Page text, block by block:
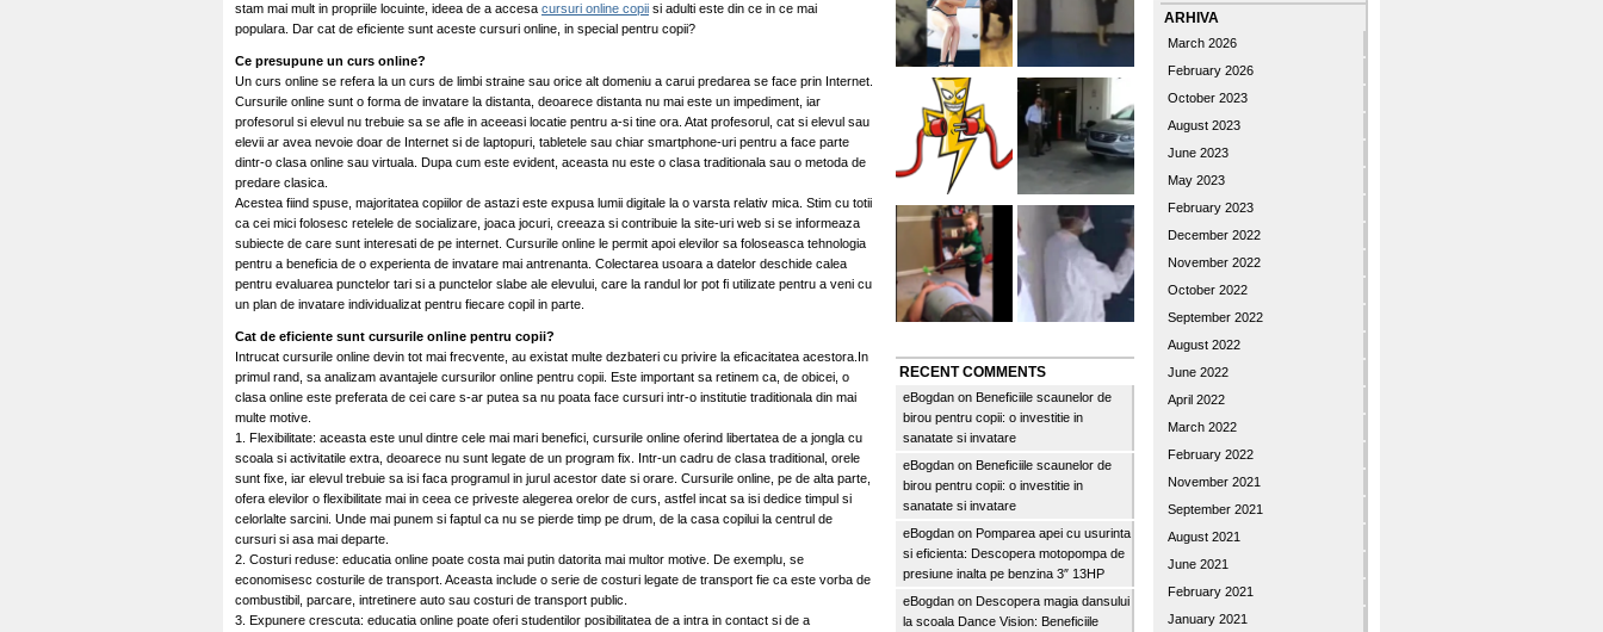
stam mai mult in propriile locuinte, ideea de a accesa cursuri online copii si adulti este din ce in ce mai
populara. Dar cat de eficiente sunt aceste cursuri online, in special pentru copii?
Ce presupune un curs online?
Un curs online se refera la un curs de limbi straine sau orice alt domeniu a carui predarea se face prin Internet.
Cursurile online sunt o forma de invatare la distanta, deoarece distanta nu mai este un impediment, iar
profesorul si elevul nu trebuie sa se afle in aceeasi locatie pentru a-si tine ora. Atat profesorul, cat si elevul sau
elevii ar avea nevoie doar de Internet si de laptopuri, tabletele sau chiar smartphone-uri pentru a face parte
dintr-o clasa online sau virtuala. Dupa cum este evident, aceasta nu este o clasa traditionala sau o metoda de
predare clasica.
Acestea fiind spuse, majoritatea copiilor de astazi este expusa lumii digitale la o varsta relativ mica. Stim cu totii
ca cei mici folosesc retelele de socializare, joaca jocuri, creeaza si contribuie la site-uri web si se informeaza
subiecte de care sunt interesati de pe internet. Cursurile online le permit apoi elevilor sa foloseasca tehnologia
pentru a beneficia de o experienta de invatare mai antrenanta. Colectarea usoara a datelor deschide calea
pentru evaluarea punctelor tari si a punctelor slabe ale elevului, care la randul lor pot fi utilizate pentru a veni cu
un plan de invatare individualizat pentru fiecare copil in parte.
Cat de eficiente sunt cursurile online pentru copii?
Intrucat cursurile online devin tot mai frecvente, au existat multe dezbateri cu privire la eficacitatea acestora.In
primul rand, sa analizam avantajele cursurilor online pentru copii. Este important sa retinem ca, de obicei, o
clasa online este preferata de cei care s-ar putea sa nu poata face cursuri intr-o institutie traditionala din mai
multe motive.
1. Flexibilitate: aceasta este unul dintre cele mai mari benefici, cursurile online oferind libertatea de a jongla cu
scoala si activitatile extra, deoarece nu sunt legate de un program fix. Intr-un cadru de clasa traditional, orele
sunt fixe, iar elevul trebuie sa isi faca programul in jurul acestor date si orare. Cursurile online, pe de alta parte,
ofera elevilor o flexibilitate mai in ceea ce priveste alegerea orelor de curs, astfel incat sa isi dedice timpul si
celorlalte sarcini. Unde mai punem si faptul ca nu se pierde timp pe drum, de la casa copilui la centrul de
cursuri si asa mai departe.
2. Costuri reduse: educatia online poate costa mai putin datorita mai multor motive. De exemplu, se
economisesc costurile de transport. Aceasta include o serie de costuri legate de transport fie ca este vorba de
combustibil, parcare, intretinere auto sau costuri de transport public.
3. Expunere crescuta: educatia online poate oferi studentilor posibilitatea de a intra in contact si de a
RECENT COMMENTS
eBogdan on Beneficiile scaunelor de
birou pentru copii: o investitie in
sanatate si invatare
eBogdan on Beneficiile scaunelor de
birou pentru copii: o investitie in
sanatate si invatare
eBogdan on Pomparea apei cu usurinta
si eficienta: Descopera motopompa de
presiune inalta pe benzina 3″ 13HP
eBogdan on Descopera magia dansului
la scoala Dance Vision: Beneficiile
ARHIVA
March 2026
February 2026
October 2023
August 2023
June 2023
May 2023
February 2023
December 2022
November 2022
October 2022
September 2022
August 2022
June 2022
April 2022
March 2022
February 2022
November 2021
September 2021
August 2021
June 2021
February 2021
January 2021